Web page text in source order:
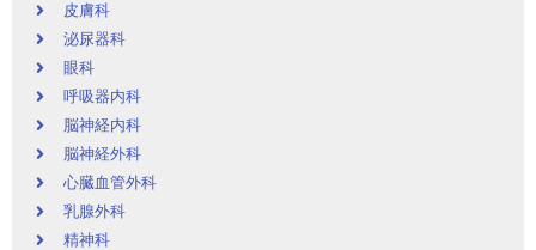
皮膚科
泌尿器科
眼科
呼吸器内科
脳神経内科
脳神経外科
心臓血管外科
乳腺外科
精神科